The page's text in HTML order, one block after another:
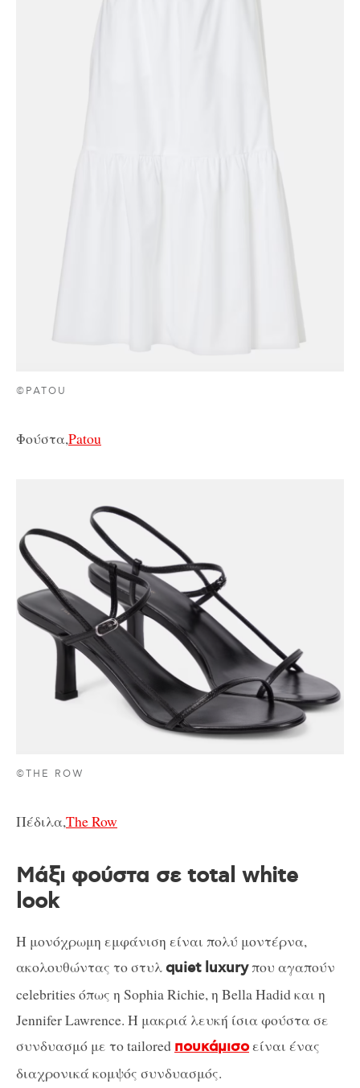
©PATOU
Φούστα,Patou
©THE ROW
Πέδιλα,The Row
Μάξι φούστα σε total white
look
Η μονόχρωμη εμφάνιση είναι πολύ μοντέρνα,
ακολουθώντας το στυλquiet luxuryπου αγαπούν
celebrities όπως η Sophia Richie, η Bella Hadid και η
Jennifer Lawrence. Η μακριά λευκή ίσια φούστα σε
συνδυασμό με το tailored πουκάμισοείναι ένας
διαχρονικά κομψός συνδυασμός.